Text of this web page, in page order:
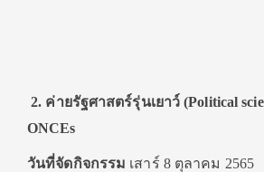
2. ค่ายรัฐศาสตร์รุ่นเยาว์ (Political
ONCEs
วันที่จัดกิจกรรม เสาร์ 8 ตุลาคม 2565